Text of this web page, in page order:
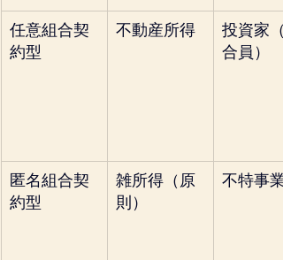
任意組合契
約型
不動産所得
投資家（
合員）
匿名組合契
約型
雑所得（原
則）
不特事業